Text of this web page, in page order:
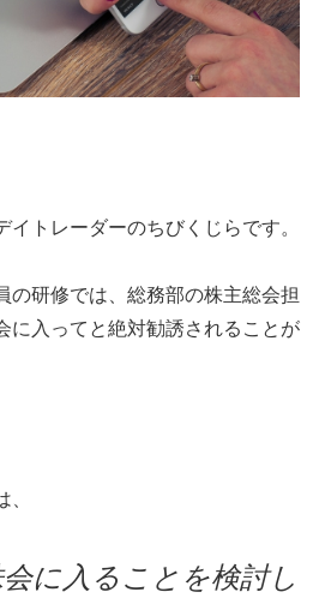
イトレーダーのちびくじらです。
の研修では、総務部の株主総会担
に入ってと絶対勧誘されることが
に入ることを検討し